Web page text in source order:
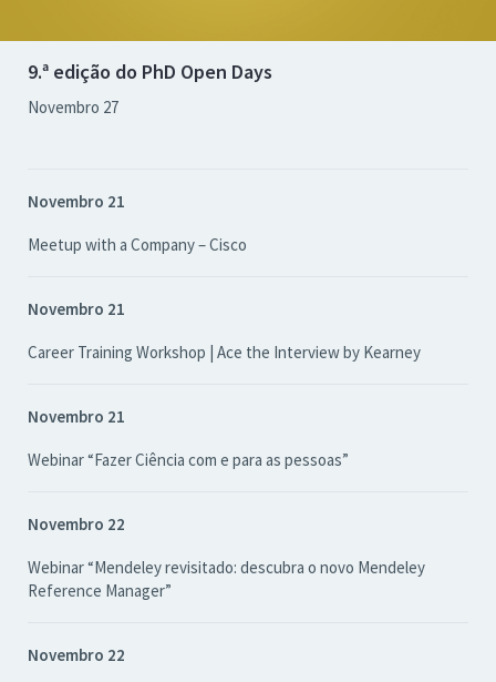
9.ª edição do PhD Open Days
Novembro 27
Novembro 21
Meetup with a Company – Cisco
Novembro 21
Career Training Workshop | Ace the Interview by Kearney
Novembro 21
Webinar “Fazer Ciência com e para as pessoas”
Novembro 22
Webinar “Mendeley revisitado: descubra o novo Mendeley
Reference Manager”
Novembro 22